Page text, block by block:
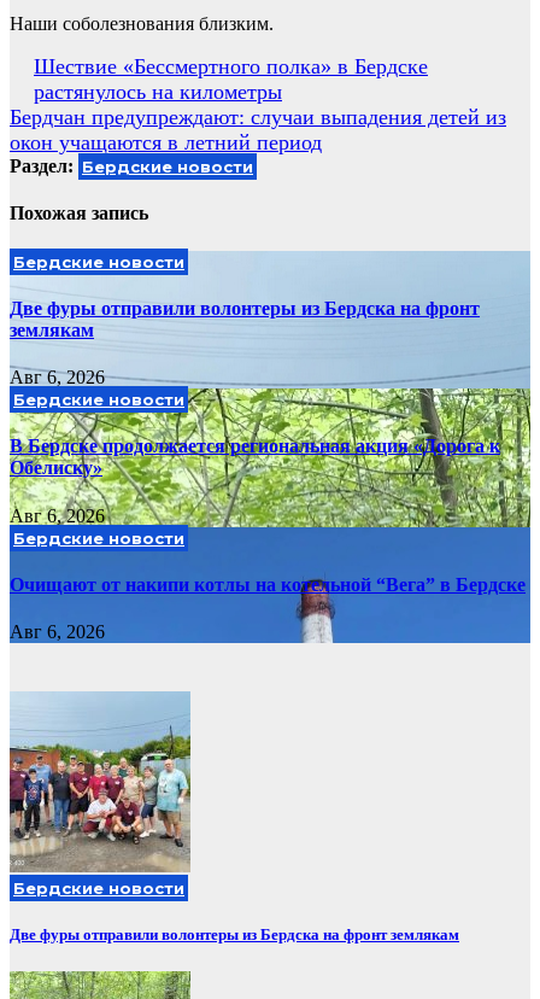
Наши соболезнования близким.
Навигация
по
записям
Шествие «Бессмертного полка» в Бердске
растянулось на километры
Бердчан предупреждают: случаи выпадения детей из
окон учащаются в летний период
Раздел: Бердские новости
Похожая запись
Бердские новости
Две фуры отправили волонтеры из Бердска на фронт
землякам
Авг 6, 2026
Бердские новости
В Бердске продолжается региональная акция «Дорога к
Обелиску»
Авг 6, 2026
Бердские новости
Очищают от накипи котлы на котельной “Вега” в Бердске
Авг 6, 2026
Бердские новости
Две фуры отправили волонтеры из Бердска на фронт землякам